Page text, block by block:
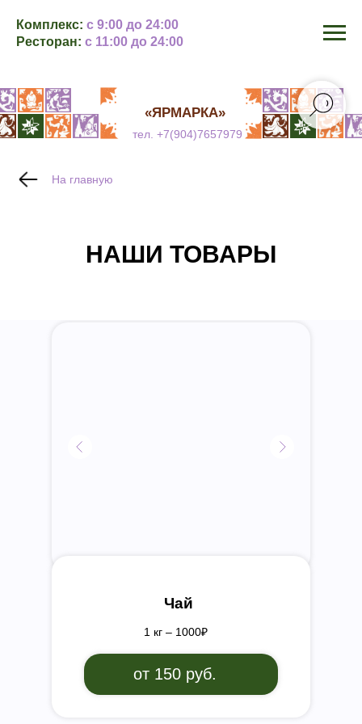
Комплекс: с 9:00 до 24:00
Ресторан: с 11:00 до 24:00
«ЯРМАРКА»
тел. +7(904)7657979
На главную
НАШИ ТОВАРЫ
Чай
1 кг – 1000₽
от 150 руб.